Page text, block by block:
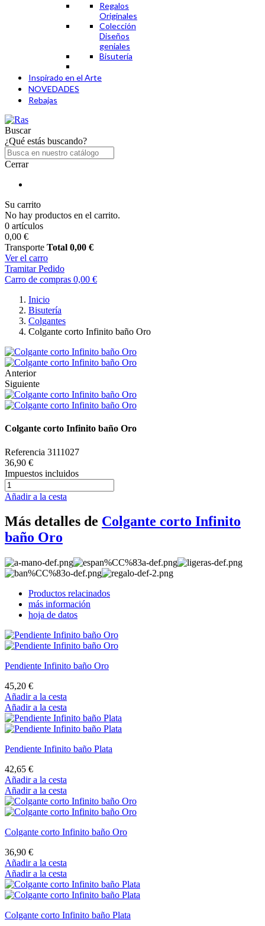
Regalos
Originales
Colección
Diseños
geniales
Bisutería
Inspirado en el Arte
NOVEDADES
Rebajas
Buscar
¿Qué estás buscando?
Cerrar
Su carrito
No hay productos en el carrito.
0 artículos
0,00 €
Transporte Total 0,00 €
Ver el carro
Tramitar Pedido
Carro de compras 0,00 €
Inicio
Bisutería
Colgantes
Colgante corto Infinito baño Oro
Anterior
Siguiente
Colgante corto Infinito baño Oro
Referencia 3111027
36,90 €
Impuestos incluidos
Añadir a la cesta
Más detalles de Colgante corto Infinito
baño Oro
Productos relacinados
más información
hoja de datos
Pendiente Infinito baño Oro
45,20 €
Añadir a la cesta
Añadir a la cesta
Pendiente Infinito baño Plata
42,65 €
Añadir a la cesta
Añadir a la cesta
Colgante corto Infinito baño Oro
36,90 €
Añadir a la cesta
Añadir a la cesta
Colgante corto Infinito baño Plata